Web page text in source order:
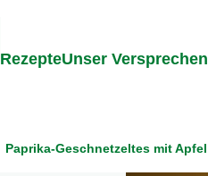
RezepteUnser Versprechen
Paprika-Geschnetzeltes mit Apfel